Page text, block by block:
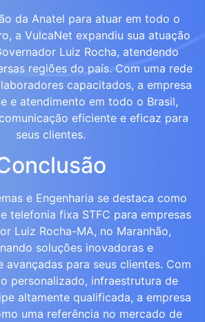
da Anatel para atuar em todo o
a VulcaNet expandiu sua atuação
Luiz Rocha, atendendo
regiões do país. Com uma rede
capacitados, a empresa
e atendimento em todo o Brasil,
eficiente e eficaz para
seus clientes.
e Engenharia se destaca como
telefonia fixa STFC para empresas
Luiz Rocha-MA, no Maranhão,
soluções inovadoras e
avançadas para seus clientes. Com
personalizado, infraestrutura de
altamente qualificada, a empresa
uma referência no mercado de